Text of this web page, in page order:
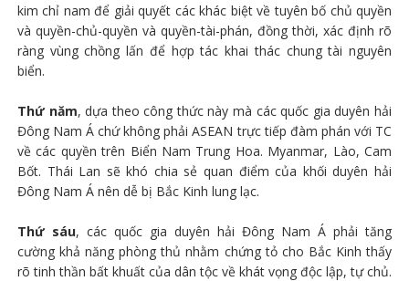
kim chỉ nam để giải quyết các khác biệt về tuyên bố chủ quyền
và quyền-chủ-quyền và quyền-tài-phán, đồng thời, xác định rõ
ràng vùng chồng lấn để hợp tác khai thác chung tài nguyên
biển.
Thứ năm, dựa theo công thức này mà các quốc gia duyên hải
Đông Nam Á chứ không phải ASEAN trực tiếp đàm phán với TC
về các quyền trên Biển Nam Trung Hoa. Myanmar, Lào, Cam
Bốt. Thái Lan sẽ khó chia sẻ quan điểm của khối duyên hải
Đông Nam Á nên dễ bị Bắc Kinh lung lạc.
Thứ sáu, các quốc gia duyên hải Đông Nam Á phải tăng
cường khả năng phòng thủ nhằm chứng tỏ cho Bắc Kinh thấy
rõ tinh thần bất khuất của dân tộc về khát vọng độc lập, tự chủ.